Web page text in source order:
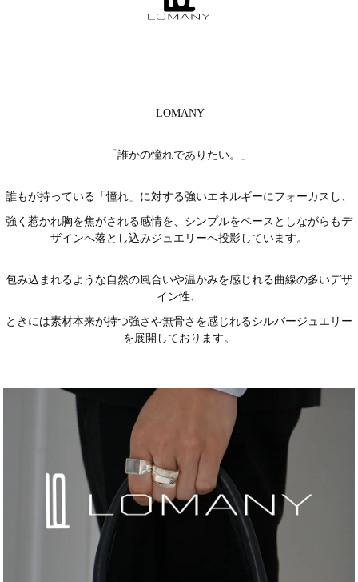
-LOMANY-
「誰かの憧れでありたい。」
誰もが持っている「憧れ」に対する強いエネルギーにフォーカスし、
強く惹かれ胸を焦がされる感情を、シンプルをベースとしながらもデ
ザインへ落とし込みジュエリーへ投影しています。
包み込まれるような自然の風合いや温かみを感じれる曲線の多いデザ
イン性、
ときには素材本来が持つ強さや無骨さを感じれるシルバージュエリー
を展開しております。